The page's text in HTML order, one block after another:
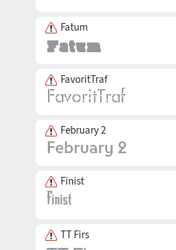
Fatum
FavoritTraf
February 2
Finist
TT Firs